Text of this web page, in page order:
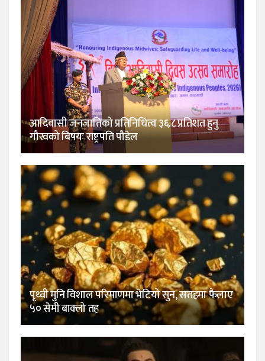
आदिवासी जनजातिको प्रतिनिधित्व ३६.८ प्रतिशत हुनु
गौरवको बिषयः राष्ट्रपति पौडेल
पृथ्वी मुनि विशाल परिमाणमा भेटियो सुन, सतहमा फैलाए
५० सेमी बाक्लो तह